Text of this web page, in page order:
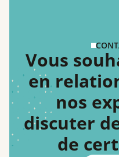
Vous
en
nos
discuter
de